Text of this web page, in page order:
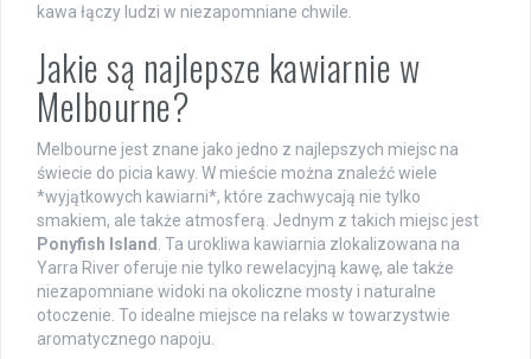
kawa łączy ludzi w niezapomniane chwile.
Jakie są najlepsze kawiarnie w
Melbourne?
Melbourne jest znane jako jedno z najlepszych miejsc na
świecie do picia kawy. W mieście można znaleźć wiele
*wyjątkowych kawiarni*, które zachwycają nie tylko
smakiem, ale także atmosferą. Jednym z takich miejsc jest
Ponyfish Island . Ta urokliwa kawiarnia zlokalizowana na
Yarra River oferuje nie tylko rewelacyjną kawę, ale także
niezapomniane widoki na okoliczne mosty i naturalne
otoczenie. To idealne miejsce na relaks w towarzystwie
aromatycznego napoju.